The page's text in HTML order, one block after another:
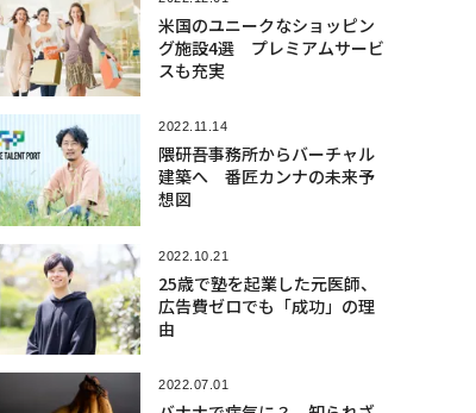
米国のユニークなショッピン
グ施設4選 プレミアムサービ
スも充実
2022.11.14
隈研吾事務所からバーチャル
建築へ 番匠カンナの未来予
想図
2022.10.21
25歳で塾を起業した元医師、
広告費ゼロでも「成功」の理
由
2022.07.01